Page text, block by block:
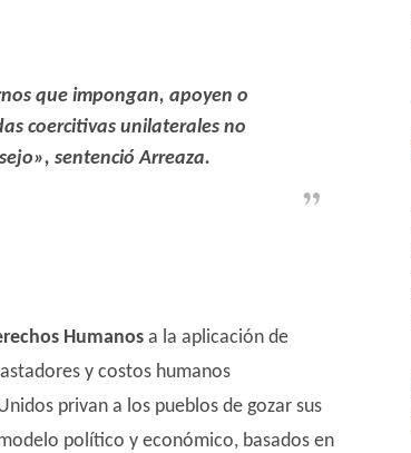
que impongan, apoyen o
coercitivas unilaterales no
sentenció Arreaza.
Humanos a la aplicación de
y costos humanos
privan a los pueblos de gozar sus
político y económico, basados en